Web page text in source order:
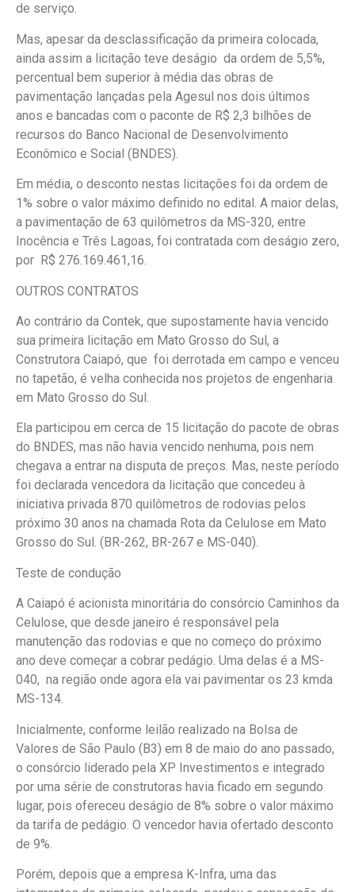
de serviço.
Mas, apesar da desclassificação da primeira colocada,
ainda assim a licitação teve deságio da ordem de 5,5%,
percentual bem superior à média das obras de
pavimentação lançadas pela Agesul nos dois últimos
anos e bancadas com o paconte de R$ 2,3 bilhões de
recursos do Banco Nacional de Desenvolvimento
Econômico e Social (BNDES).
Em média, o desconto nestas licitações foi da ordem de
1% sobre o valor máximo definido no edital. A maior delas,
a pavimentação de 63 quilômetros da MS-320, entre
Inocência e Três Lagoas, foi contratada com deságio zero,
por R$ 276.169.461,16.
OUTROS CONTRATOS
Ao contrário da Contek, que supostamente havia vencido
sua primeira licitação em Mato Grosso do Sul, a
Construtora Caiapó, que foi derrotada em campo e venceu
no tapetão, é velha conhecida nos projetos de engenharia
em Mato Grosso do Sul.
Ela participou em cerca de 15 licitação do pacote de obras
do BNDES, mas não havia vencido nenhuma, pois nem
chegava a entrar na disputa de preços. Mas, neste período
foi declarada vencedora da licitação que concedeu à
iniciativa privada 870 quilômetros de rodovias pelos
próximo 30 anos na chamada Rota da Celulose em Mato
Grosso do Sul. (BR-262, BR-267 e MS-040).
Teste de condução
A Caiapó é acionista minoritária do consórcio Caminhos da
Celulose, que desde janeiro é responsável pela
manutenção das rodovias e que no começo do próximo
ano deve começar a cobrar pedágio. Uma delas é a MS-
040, na região onde agora ela vai pavimentar os 23 kmda
MS-134.
Inicialmente, conforme leilão realizado na Bolsa de
Valores de São Paulo (B3) em 8 de maio do ano passado,
o consórcio liderado pela XP Investimentos e integrado
por uma série de construtoras havia ficado em segundo
lugar, pois ofereceu deságio de 8% sobre o valor máximo
da tarifa de pedágio. O vencedor havia ofertado desconto
de 9%.
Porém, depois que a empresa K-Infra, uma das